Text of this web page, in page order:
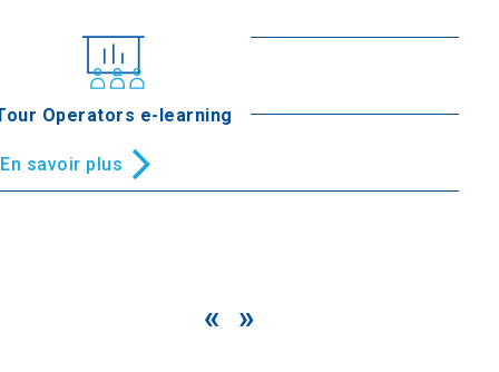
Operators e-learning
Cascades d’Agia Kori
En savoir plus
Cascades d’Edessa
En savoir plus
« »